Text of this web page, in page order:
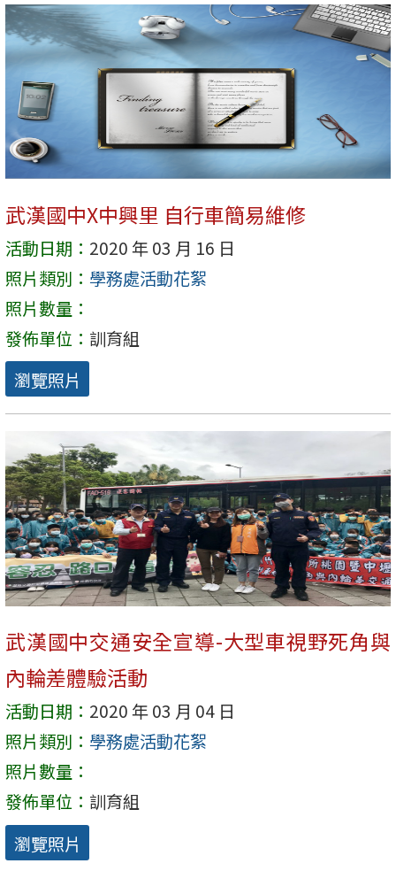
武漢國中X中興里 自行車簡易維修
活動日期： 2020 年 03 月 16 日
照片類別： 學務處活動花絮
照片數量：
發佈單位： 訓育組
瀏覽照片
武漢國中交通安全宣導-大型車視野死角與
內輪差體驗活動
活動日期： 2020 年 03 月 04 日
照片類別： 學務處活動花絮
照片數量：
發佈單位： 訓育組
瀏覽照片